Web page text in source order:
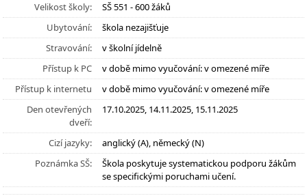
Velikost školy:
SŠ 551 - 600 žáků
Ubytování:
škola nezajišťuje
Stravování:
v školní jídelně
Přístup k PC
v době mimo vyučování: v omezené míře
Přístup k internetu
v době mimo vyučování: v omezené míře
Den otevřených
dveří:
17.10.2025, 14.11.2025, 15.11.2025
Cizí jazyky:
anglický (A), německý (N)
Poznámka SŠ:
Škola poskytuje systematickou podporu žákům
se specifickými poruchami učení.